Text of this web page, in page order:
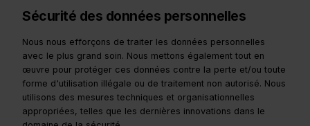
Sécurité des données personnelles
Nous nous efforçons de traiter les données personnelles
avec le plus grand soin. Nous mettons également tout en
œuvre pour protéger ces données contre la perte et/ou toute
forme d'utilisation illégale ou de traitement non autorisé. Nous
utilisons des mesures techniques et organisationnelles
appropriées, telles que les dernières innovations dans le